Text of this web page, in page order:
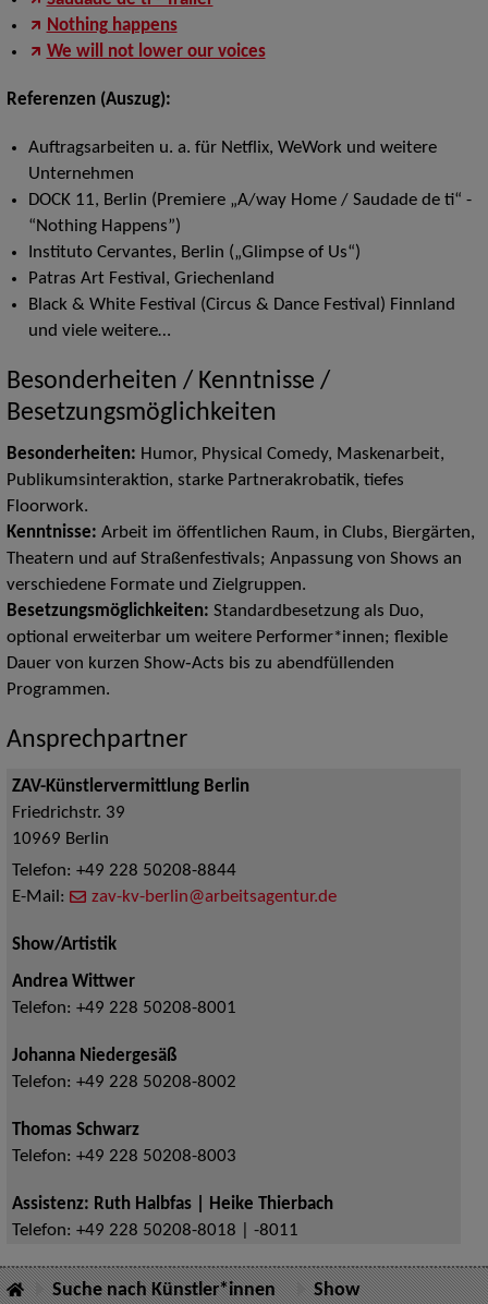
Nothing happens
We will not lower our voices
Referenzen (Auszug):
Auftragsarbeiten u. a. für Netflix, WeWork und weitere
Unternehmen
DOCK 11, Berlin (Premiere „A/way Home / Saudade de ti“ -
“Nothing Happens”)
Instituto Cervantes, Berlin („Glimpse of Us“)
Patras Art Festival, Griechenland
Black & White Festival (Circus & Dance Festival) Finnland
und viele weitere…
Besonderheiten / Kenntnisse /
Besetzungsmöglichkeiten
Besonderheiten: Humor, Physical Comedy, Maskenarbeit,
Publikumsinteraktion, starke Partnerakrobatik, tiefes
Floorwork.
Kenntnisse: Arbeit im öffentlichen Raum, in Clubs, Biergärten,
Theatern und auf Straßenfestivals; Anpassung von Shows an
verschiedene Formate und Zielgruppen.
Besetzungsmöglichkeiten: Standardbesetzung als Duo,
optional erweiterbar um weitere Performer*innen; flexible
Dauer von kurzen Show‑Acts bis zu abendfüllenden
Programmen.
Ansprechpartner
ZAV-Künstlervermittlung Berlin
Friedrichstr. 39
10969 Berlin
Telefon: +49 228 50208-8844
E-Mail:
zav-kv-berlin@arbeitsagentur.de
Show/Artistik
Andrea Wittwer
Telefon: +49 228 50208-8001
Johanna Niedergesäß
Telefon: +49 228 50208-8002
Thomas Schwarz
Telefon: +49 228 50208-8003
Assistenz: Ruth Halbfas | Heike Thierbach
Telefon: +49 228 50208-8018 | -8011
Suche nach Künstler*innen Show